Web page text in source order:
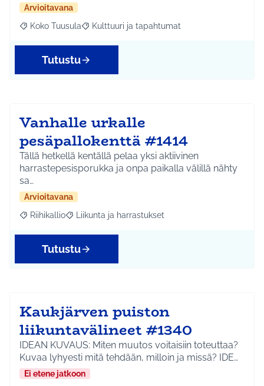
Arvioitavana
Rajaa tulokset aihepiirin mukaan: Koko Tuusula
Koko Tuusula Rajaa tulokset teeman mukaan: Kulttuuri ja
Kulttuuri ja tapahtumat
Tutustu
Vanhalle urkalle
pesäpallokenttä #1414
Tällä hetkellä kentällä pelaa yksi aktiivinen
harrastepesisporukka ja onpa paikalla välillä nähty
sa…
Arvioitavana
Rajaa tulokset aihepiirin mukaan: Riihikallio
Riihikallio Rajaa tulokset teeman mukaan: Liikunta ja
Liikunta ja harrastukset
Tutustu
Kaukjärven puiston
liikuntavälineet #1340
IDEAN KUVAUS: Miten muutos voitaisiin toteuttaa?
Kuvaa lyhyesti mitä tehdään, milloin ja missä? IDE…
Ei etene jatkoon